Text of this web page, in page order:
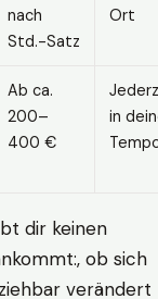
nach
Std.-Satz
Ort
Ab ca.
200–
400 €
in
dir keinen
ob sich
verändert